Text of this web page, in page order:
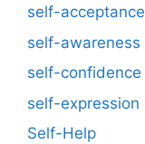
self-acceptance
self-awareness
self-confidence
self-expression
Self-Help